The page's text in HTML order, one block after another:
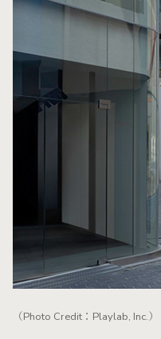
（Photo Credit：Playlab, Inc.）